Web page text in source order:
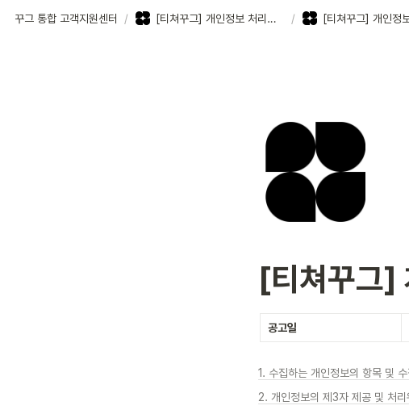
꾸그 통합 고객지원센터 / [티쳐꾸그] 개인정보 처리방침 / [티쳐꾸그] 개인정
[티쳐꾸그]
공고일